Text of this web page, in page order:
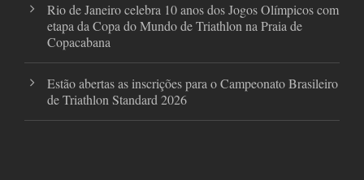
Rio de Janeiro celebra 10 anos dos Jogos Olímpicos com
etapa da Copa do Mundo de Triathlon na Praia de
Copacabana
Estão abertas as inscrições para o Campeonato Brasileiro
de Triathlon Standard 2026